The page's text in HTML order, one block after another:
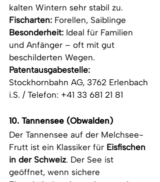
kalten Wintern sehr stabil zu.
Fischarten: Forellen, Saiblinge
Besonderheit: Ideal für Familien
und Anfänger – oft mit gut
beschilderten Wegen.
Patentausgabestelle:
Stockhornbahn AG, 3762 Erlenbach
i.S. / Telefon: +41 33 681 21 81
10. Tannensee (Obwalden)
Der Tannensee auf der Melchsee-
Frutt ist ein Klassiker für Eisfischen
in der Schweiz. Der See ist
geöffnet, wenn sichere